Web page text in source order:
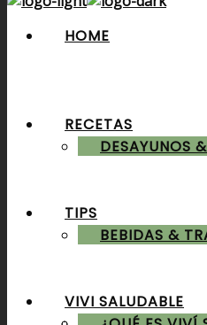
HOME
RECETAS
DESAYUNOS
BEBIDAS &
TIPS
VIVI SALUDABLE